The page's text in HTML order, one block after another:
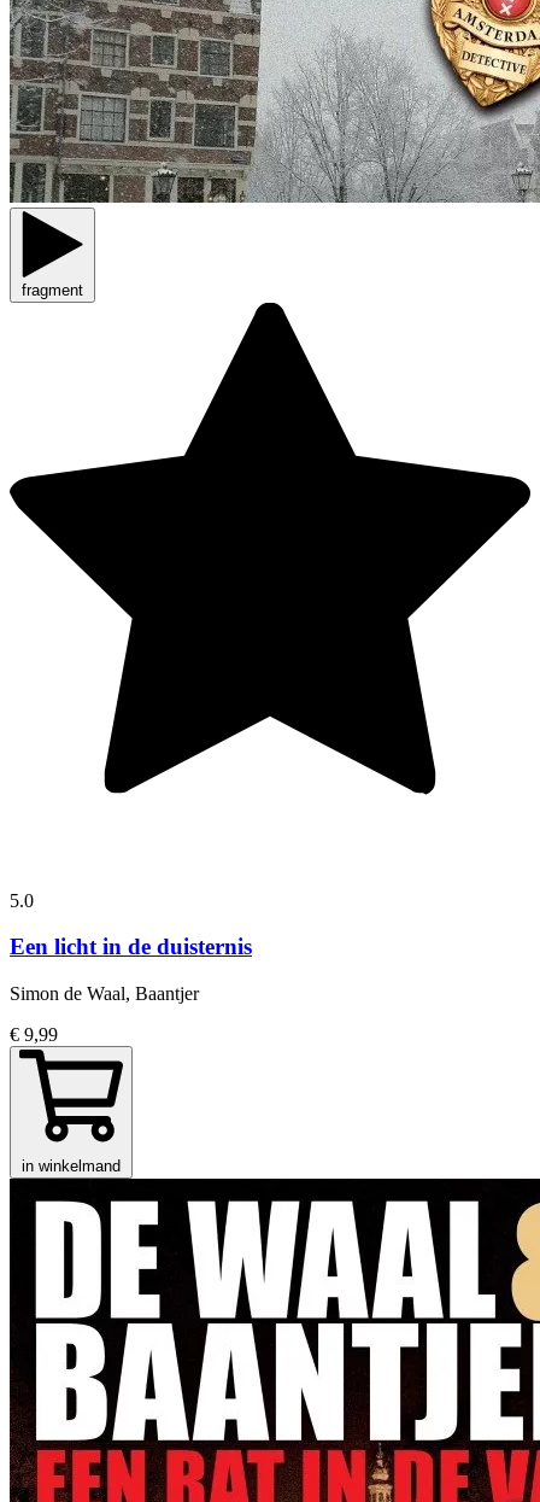
fragment
5.0
Een licht in de duisternis
Simon de Waal, Baantjer
€ 9,99
in winkelmand